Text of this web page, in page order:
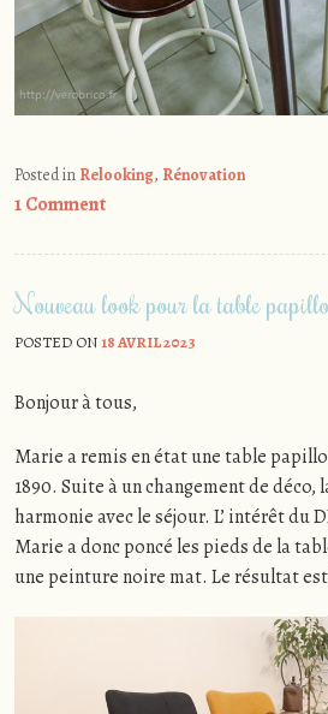
Posted in Relooking, Rénovation
1 Comment
Nouveau look pour la table
POSTED ON18 AVRIL 2023
Bonjour à tous,
Marie a remis en état une table
1890. Suite à un changement de
harmonie avec le séjour. L’ intérêt du
Marie a donc poncé les pieds de la
une peinture noire mat. Le résultat